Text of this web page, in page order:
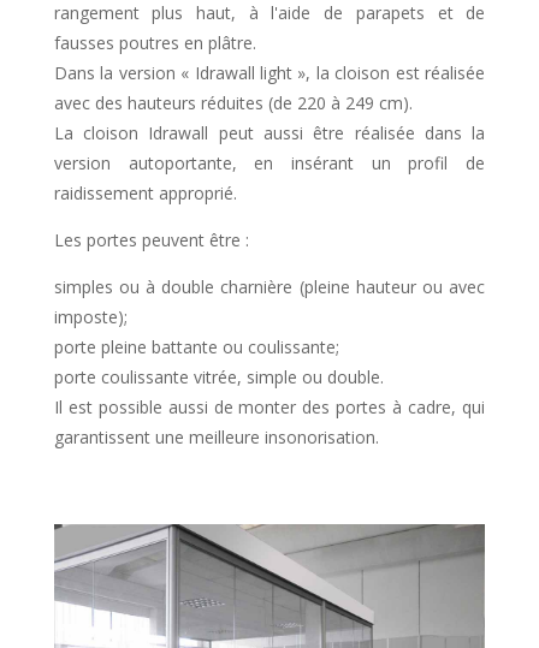
rangement plus haut, à l'aide de parapets et de
fausses poutres en plâtre.
Dans la version « Idrawall light », la cloison est réalisée
avec des hauteurs réduites (de 220 à 249 cm).
La cloison Idrawall peut aussi être réalisée dans la
version autoportante, en insérant un profil de
raidissement approprié.
Les portes peuvent être :
simples ou à double charnière (pleine hauteur ou avec
imposte);
porte pleine battante ou coulissante;
porte coulissante vitrée, simple ou double.
Il est possible aussi de monter des portes à cadre, qui
garantissent une meilleure insonorisation.